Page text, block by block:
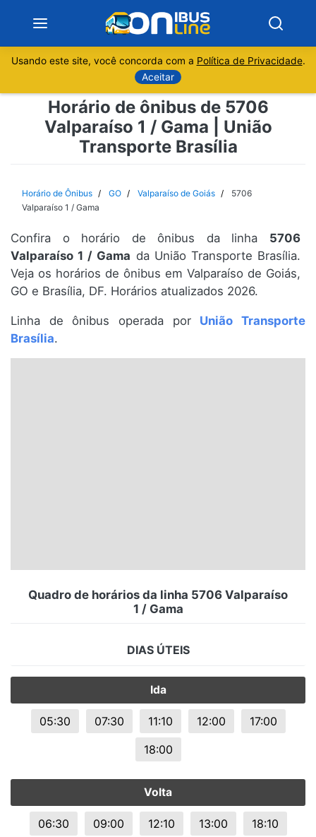
Sobre
Minas Gerais
Espírito Santo
Paraná
Santa Catarina
Usando este site, você concorda com a Política de Privacidade.
Aceitar
Horário de ônibus de 5706
Valparaíso 1 / Gama | União
Transporte Brasília
Horário de Ônibus GO Valparaíso de Goiás
5706
Valparaíso 1 / Gama
Confira o horário de ônibus da linha 5706
Valparaíso 1 / Gama da União Transporte Brasília.
Veja os horários de ônibus em Valparaíso de Goiás,
GO e Brasília, DF. Horários atualizados 2026.
Linha de ônibus operada por União Transporte
Brasília.
Quadro de horários da linha 5706 Valparaíso
1 / Gama
DIAS ÚTEIS
Ida
05:30 07:30 11:10 12:00
17:00
18:00
Volta
06:30 09:00 12:10 13:00
18:10